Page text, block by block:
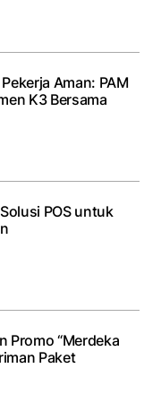
Aman: PAM
K3 Bersama
POS untuk
Promo “Merdeka
Paket